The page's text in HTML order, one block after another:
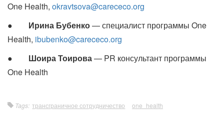
One Health, okravtsova@carececo.org
● Ирина Бубенко— специалист программы One
Health, ibubenko@carececo.org
● Шоира Тоирова— PR консультант программы
One Health
Tags: трансграничное сотрудничество one_health